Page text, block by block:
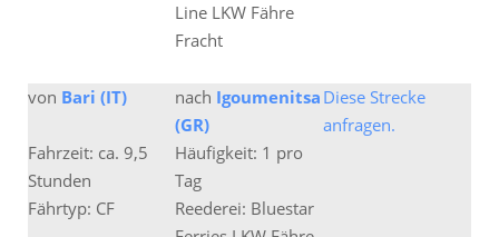
Line LKW Fähre
Fracht
von Bari (IT) nach Igoumenitsa
(GR)
Diese Strecke
anfragen.
Fahrzeit: ca. 9,5
Stunden
Häufigkeit: 1 pro
Tag
Fährtyp: CF
Reederei: Bluestar